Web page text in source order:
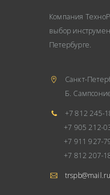
Компания
выбор
Петербурге.
Санкт-
Б.
+7 812 245-
+7 905 212-
+7 911 927-
+7 812 207-
trspb@mail.ru